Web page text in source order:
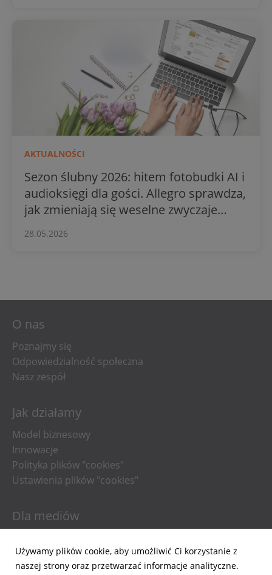
AKTUALNOŚCI
Sezon ślubny 2026: hitem fotobudki AI i
audioksięgi dla gości. Allegro sprawdza,
jak zmieniają się weselne zwyczaje
28.05.2026
O nas
Poznajmy się
Odpowiedzialność społeczna
Nasz zespół
Jak działamy
Model biznesowy
Innowacje
Polityka plików "cookies"
Ustawienia plików "cookies"
Dla mediów
Materiały do pobrania
Powiadomienia email
Używamy plików cookie, aby umożliwić Ci korzystanie z
naszej strony oraz przetwarzać informacje analityczne.